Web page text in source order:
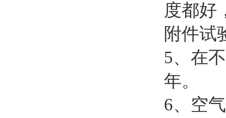
度都好
附件试
5、在
年。
6、空